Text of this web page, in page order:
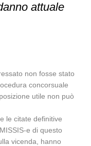
attuale
non fosse stato
concorsuale
utile non può
le citate definitive
e di questo
vicenda, hanno